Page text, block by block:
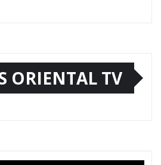
ORIENTAL TV